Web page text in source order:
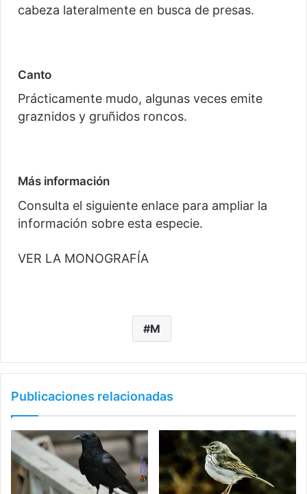
cabeza lateralmente en busca de presas.
Canto
Prácticamente mudo, algunas veces emite
graznidos y gruñidos roncos.
Más información
Consulta el siguiente enlace para ampliar la
información sobre esta especie.
VER LA MONOGRAFÍA
M
Publicaciones relacionadas